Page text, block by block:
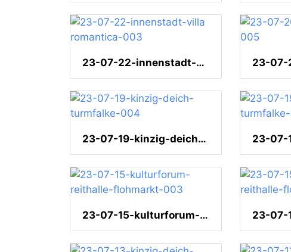
23-07-22-innenstadt-villa romantica-003
23-07-19-kinzig-deich-turmfalke-004
23-07-15-kulturforum-reithalle-flohmarkt-003